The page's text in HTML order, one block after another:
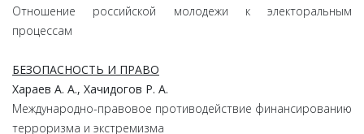
Отношение российской молодежи к электоральным
процессам
БЕЗОПАСНОСТЬ И ПРАВО
Хараев А. А., Хачидогов Р. А.
Международно-правовое противодействие финансированию
терроризма и экстремизма